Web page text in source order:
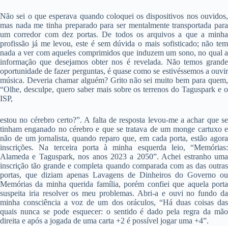
Não sei o que esperava quando coloquei os dispositivos nos ouvidos,
mas nada me tinha preparado para ser mentalmente transportada para
um corredor com dez portas. De todos os arquivos a que a minha
profissão já me levou, este é sem dúvida o mais sofisticado; não tem
nada a ver com aqueles comprimidos que induzem um sono, no qual a
informação que desejamos obter nos é revelada. Não temos grande
oportunidade de fazer perguntas, é quase como se estivéssemos a ouvir
música. Deveria chamar alguém? Grito não sei muito bem para quem,
“Olhe, desculpe, quero saber mais sobre os terrenos do Taguspark e o
ISP,
estou no cérebro certo?”. A falta de resposta levou-me a achar que se
tinham enganado no cérebro e que se tratava de um monge cartuxo e
não de um jornalista, quando reparo que, em cada porta, estão agora
inscrições. Na terceira porta à minha esquerda leio, “Memórias:
Alameda e Taguspark, nos anos 2023 a 2050”. Achei estranho uma
inscrição tão grande e completa quando comparada com as das outras
portas, que diziam apenas Lavagens de Dinheiros do Governo ou
Memórias da minha querida família, porém confiei que aquela porta
suspeita iria resolver os meu problemas. Abri-a e ouvi no fundo da
minha consciência a voz de um dos oráculos, “Há duas coisas das
quais nunca se pode esquecer: o sentido é dado pela regra da mão
direita e após a jogada de uma carta +2 é possível jogar uma +4”.